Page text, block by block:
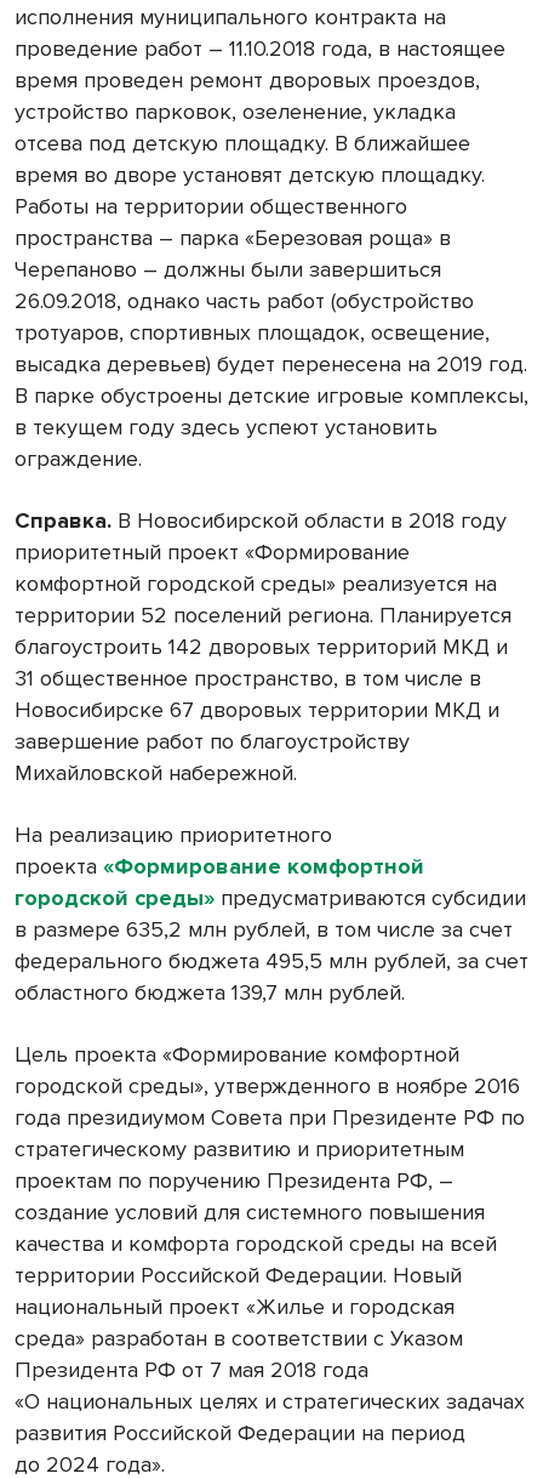
исполнения муниципального контракта на
проведение работ – 11.10.2018 года, в настоящее
время проведен ремонт дворовых проездов,
устройство парковок, озеленение, укладка
отсева под детскую площадку. В ближайшее
время во дворе установят детскую площадку.
Работы на территории общественного
пространства – парка «Березовая роща» в
Черепаново – должны были завершиться
26.09.2018, однако часть работ (обустройство
тротуаров, спортивных площадок, освещение,
высадка деревьев) будет перенесена на 2019 год.
В парке обустроены детские игровые комплексы,
в текущем году здесь успеют установить
ограждение.
Справка. В Новосибирской области в 2018 году
приоритетный проект «Формирование
комфортной городской среды» реализуется на
территории 52 поселений региона. Планируется
благоустроить 142 дворовых территорий МКД и
31 общественное пространство, в том числе в
Новосибирске 67 дворовых территории МКД и
завершение работ по благоустройству
Михайловской набережной.
На реализацию приоритетного
проекта «Формирование комфортной
городской среды» предусматриваются субсидии
в размере 635,2 млн рублей, в том числе за счет
федерального бюджета 495,5 млн рублей, за счет
областного бюджета 139,7 млн рублей.
Цель проекта «Формирование комфортной
городской среды», утвержденного в ноябре 2016
года президиумом Совета при Президенте РФ по
стратегическому развитию и приоритетным
проектам по поручению Президента РФ, –
создание условий для системного повышения
качества и комфорта городской среды на всей
территории Российской Федерации. Новый
национальный проект «Жилье и городская
среда» разработан в соответствии с Указом
Президента РФ от 7 мая 2018 года
«О национальных целях и стратегических задачах
развития Российской Федерации на период
до 2024 года».